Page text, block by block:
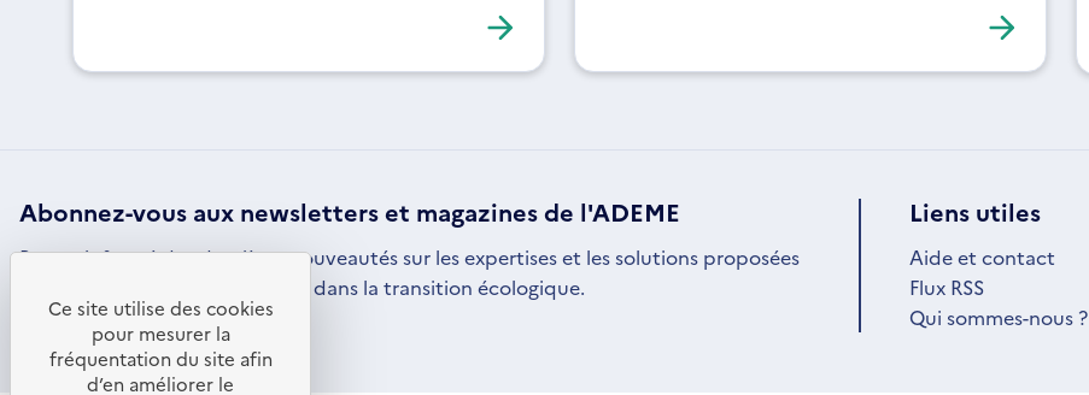
Abonnez-vous aux newsletterset magazines de l'ADEME
Restez informé des dernières nouveautés sur les expertises et les solutions proposées
par l'ADEME pour vous engager dans la transition écologique.
S'ABONNER
S'OUVRE
DANS
UNE
NOUVELLE
Liens utiles
Aide et contact
Flux RSS
Qui sommes-nous ?
Ce site utilise des cookies
pour mesurer la
fréquentation du site afin
d’en améliorer le